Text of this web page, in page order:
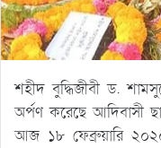
শহীদ বুদ্ধিজীবী ড.
অর্পণ করেছে আদিবাসী
আজ ১৮ ফেব্রুয়ারি